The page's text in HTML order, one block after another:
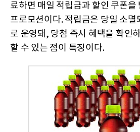
료하면 매일 적립금과 할인 쿠폰을
프로모션이다. 적립금은 당일 소멸
로 운영돼, 당첨 즉시 혜택을 확인
할 수 있는 점이 특징이다.